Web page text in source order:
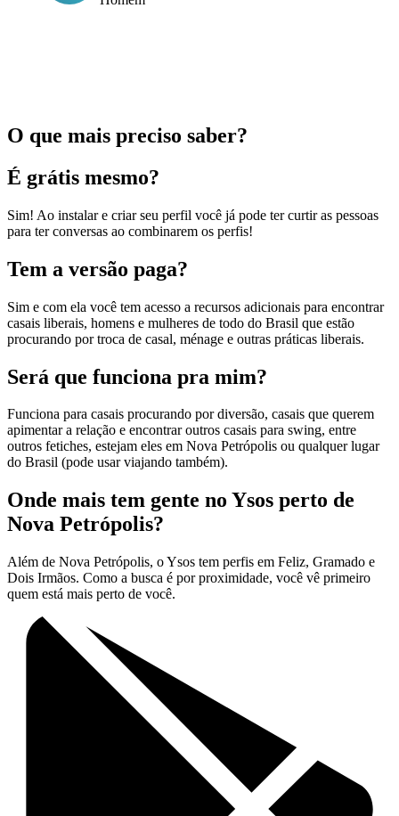
O que mais preciso saber?
É grátis mesmo?
Sim! Ao instalar e criar seu perfil você já pode ter curtir as pessoas
para ter conversas ao combinarem os perfis!
Tem a versão paga?
Sim e com ela você tem acesso a recursos adicionais para encontrar
casais liberais, homens e mulheres de todo do Brasil que estão
procurando por troca de casal, ménage e outras práticas liberais.
Será que funciona pra mim?
Funciona para casais procurando por diversão, casais que querem
apimentar a relação e encontrar outros casais para swing, entre
outros fetiches, estejam eles em Nova Petrópolis ou qualquer lugar
do Brasil (pode usar viajando também).
Onde mais tem gente no Ysos perto de
Nova Petrópolis?
Além de Nova Petrópolis, o Ysos tem perfis em Feliz, Gramado e
Dois Irmãos. Como a busca é por proximidade, você vê primeiro
quem está mais perto de você.